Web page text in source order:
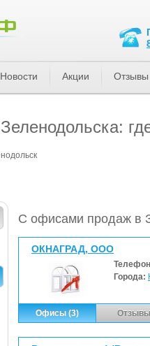
С офисами продаж в
ОКНАГРАД, ООО
Города:
Офисы (3)
Новости Акции Отзывы